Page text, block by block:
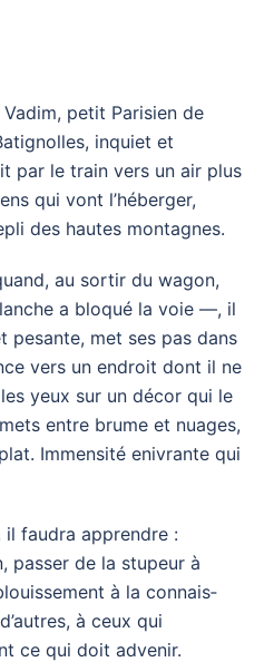
Vadim, petit Parisien de
inquiet et
par le train vers un air plus
qui vont l’héberger,
des hautes montagnes.
au sortir du wagon,
a bloqué la voie —, il
pesante, met ses pas dans
vers un endroit dont il ne
yeux sur un décor qui le
entre brume et nuages,
Immensité enivrante qui
il faudra apprendre :
passer de la stupeur à
à la connais­
à ceux qui
ce qui doit advenir.